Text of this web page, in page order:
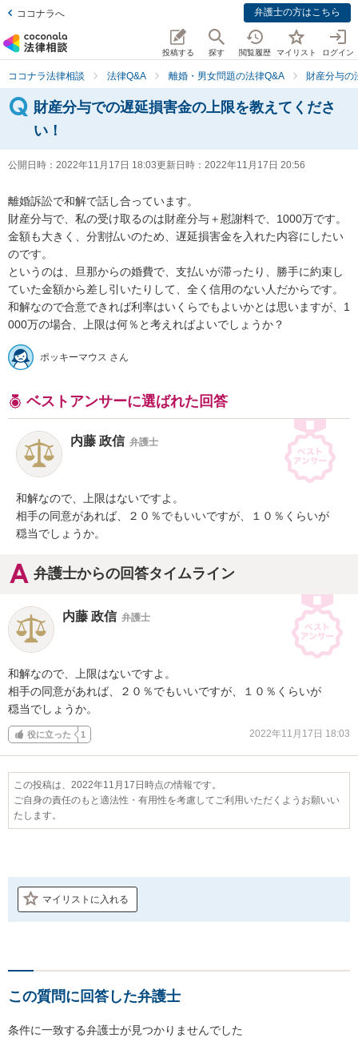
ココナラへ 弁護士の方はこちら
投稿する 探す 閲覧履歴 マイリスト ログイン
ココナラ法律相談 法律Q&A 離婚・男女問題の法律Q&A 財産分与の
財産分与での遅延損害金の上限を教えてくださ
い！
公開日時： 2022年11月17日 18:03更新日時： 2022年11月17日 20:56
離婚訴訟で和解で話し合っています。
財産分与で、私の受け取るのは財産分与＋慰謝料で、1000万です。
金額も大きく、分割払いのため、遅延損害金を入れた内容にしたい
のです。
というのは、旦那からの婚費で、支払いが滞ったり、勝手に約束し
ていた金額から差し引いたりして、全く信用のない人だからです。
和解なので合意できれば利率はいくらでもよいかとは思いますが、1
000万の場合、上限は何％と考えればよいでしょうか？
ポッキーマウス さん
ベストアンサーに選ばれた回答
内藤 政信 弁護士
和解なので、上限はないですよ。
相手の同意があれば、２０％でもいいですが、１０％くらいが
穏当でしょうか。
弁護士からの回答タイムライン
内藤 政信 弁護士
和解なので、上限はないですよ。
相手の同意があれば、２０％でもいいですが、１０％くらいが
穏当でしょうか。
役に立った 1 2022年11月17日 18:03
この投稿は、2022年11月17日時点の情報です。
ご自身の責任のもと適法性・有用性を考慮してご利用いただくようお願いい
たします。
マイリストに入れる
この質問に回答した弁護士
条件に一致する弁護士が見つかりませんでした